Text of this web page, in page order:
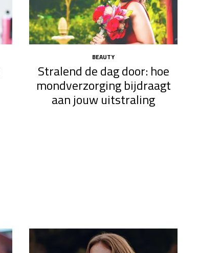
BEAUTY
Stralend de dag door: hoe
mondverzorging bijdraagt
aan jouw uitstraling